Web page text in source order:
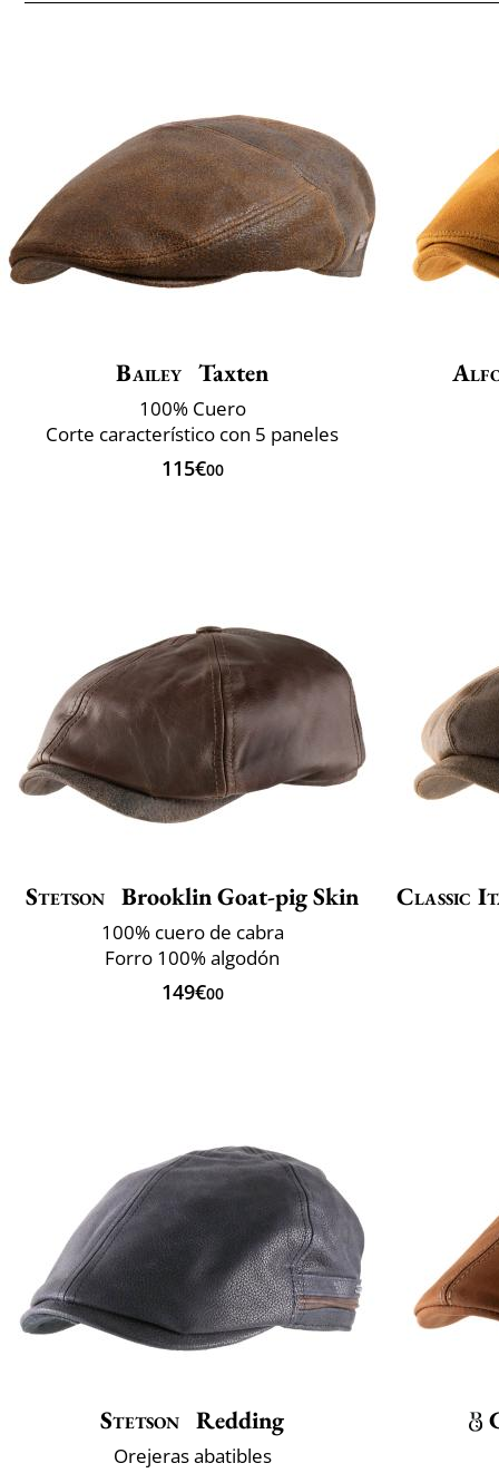
Bailey Taxten
100% Cuero
Corte característico con 5 paneles
115€00
Stetson Brooklin Goat-pig Skin
100% cuero de cabra
Forro 100% algodón
149€00
Classic
Stetson Redding
Orejeras abatibles